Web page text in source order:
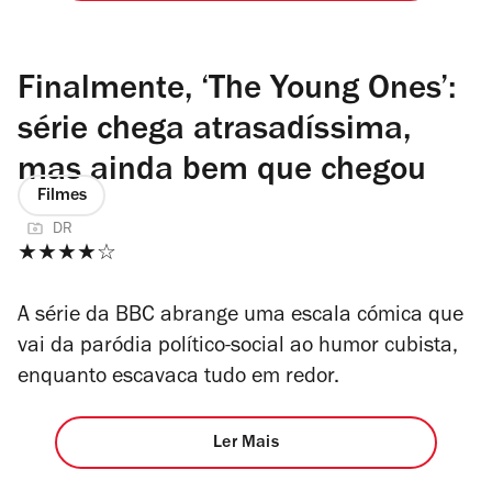
Finalmente, ‘The Young Ones’:
série chega atrasadíssima,
mas ainda bem que chegou
Filmes
DR
★★★★☆
A série da BBC abrange uma escala cómica que
vai da paródia político-social ao humor cubista,
enquanto escavaca tudo em redor.
Ler Mais